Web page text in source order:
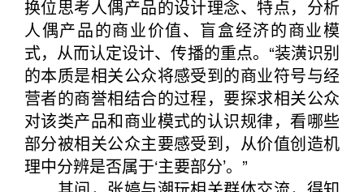
换位思考人偶产品的设计理念、特点，分析
人偶产品的商业价值、盲盒经济的商业模
式，从而认定设计、传播的重点。“装潢识别
的本质是相关公众将感受到的商业符号与经
营者的商誉相结合的过程，要探求相关公众
对该类产品和商业模式的认识规律，看哪些
部分被相关公众主要感受到，从价值创造机
理中分辨是否属于‘主要部分’。”